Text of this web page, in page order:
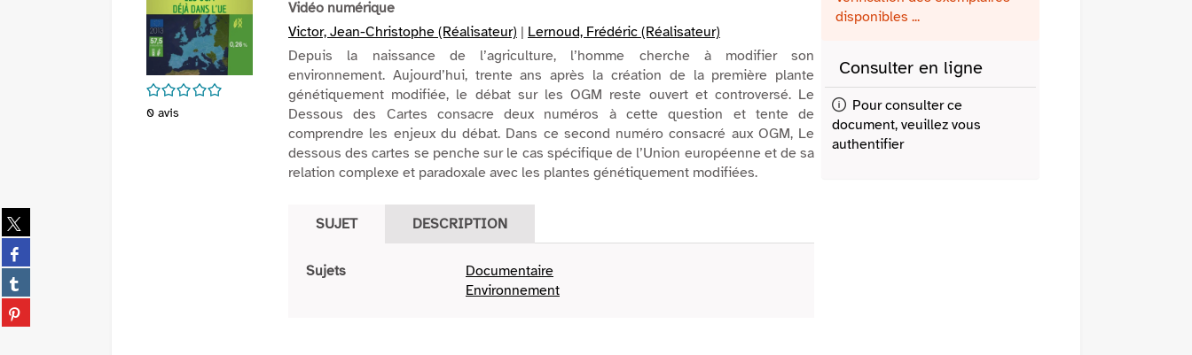
Partager
sur
twitter
(Nouvelle
fenêtre)
Partager
sur
facebook
(Nouvelle
fenêtre)
Partager
sur
tumblr
Partager
sur
/5
0 avis
Vidéo numérique
Victor, Jean-Christophe (Réalisateur) | Lernoud, Frédéric (Réalisateur)
Depuis la naissance de l’agriculture, l’homme cherche à modifier son
environnement. Aujourd’hui, trente ans après la création de la première plante
génétiquement modifiée, le débat sur les OGM reste ouvert et controversé. Le
Dessous des Cartes consacre deux numéros à cette question et tente de
comprendre les enjeux du débat. Dans ce second numéro consacré aux OGM, Le
dessous des cartes se penche sur le cas spécifique de l’Union européenne et de sa
relation complexe et paradoxale avec les plantes génétiquement modifiées.
SUJET DESCRIPTION
Sujets
Documentaire
Environnement
disponibles ...
Consulter en ligne
Pour consulter ce
document, veuillez vous
authentifier